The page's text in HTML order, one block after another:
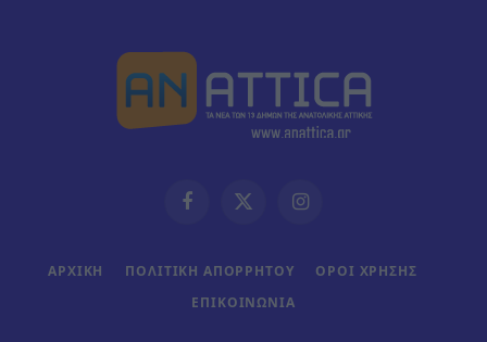
FacebookX
Instagram
ΑΡΧΙΚΗ ΠΟΛΙΤΙΚΗ ΑΠΟΡΡΗΤΟΥ ΟΡΟΙ ΧΡΗΣΗΣ
ΕΠΙΚΟΙΝΩΝΊΑ